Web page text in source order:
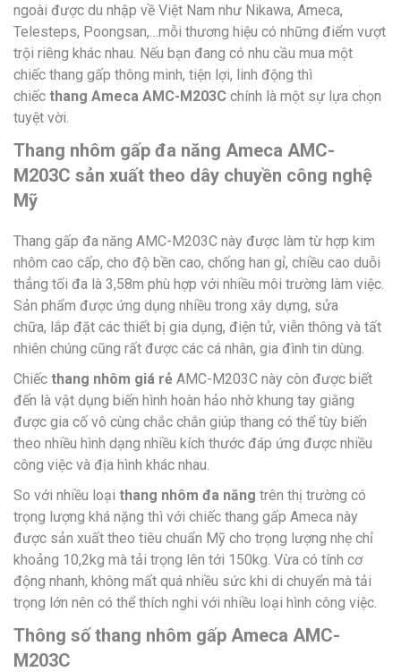
ngoài được du nhập về Việt Nam như Nikawa, Ameca,
Telesteps, Poongsan,…mỗi thương hiệu có những điểm vượt
trội riêng khác nhau. Nếu bạn đang có nhu cầu mua một
chiếc thang gấp thông minh, tiện lợi, linh động thì
chiếc thang Ameca AMC-M203C chính là một sự lựa chọn
tuyệt vời.
Thang nhôm gấp đa năng Ameca AMC-
M203C sản xuất theo dây chuyền công nghệ
Mỹ
Thang gấp đa năng AMC-M203C này được làm từ hợp kim
nhôm cao cấp, cho độ bền cao, chống han gỉ, chiều cao duỗi
thẳng tối đa là 3,58m phù hợp với nhiều môi trường làm việc.
Sản phẩm được ứng dụng nhiều trong xây dựng, sửa
chữa, lắp đặt các thiết bị gia dụng, điện tử, viễn thông và tất
nhiên chúng cũng rất được các cá nhân, gia đình tin dùng.
Chiếc thang nhôm giá rẻ AMC-M203C này còn được biết
đến là vật dụng biến hình hoàn hảo nhờ khung tay giằng
được gia cố vô cùng chắc chắn giúp thang có thể tùy biến
theo nhiều hình dạng nhiều kích thước đáp ứng được nhiều
công việc và địa hình khác nhau.
So với nhiều loại thang nhôm đa năng trên thị trường có
trọng lượng khá nặng thì với chiếc thang gấp Ameca này
được sản xuất theo tiêu chuẩn Mỹ cho trọng lượng nhẹ chỉ
khoảng 10,2kg mà tải trọng lên tới 150kg. Vừa có tính cơ
động nhanh, không mất quá nhiều sức khi di chuyển mà tải
trọng lớn nên có thể thích nghi với nhiều loại hình công việc.
Thông số thang nhôm gấp Ameca AMC-
M203C